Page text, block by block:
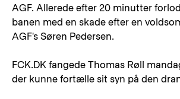
AGF. Allerede efter 20 minutter
banen med en skade efter en
AGF's Søren Pedersen.
FCK.DK fangede Thomas Røll
der kunne fortælle sit syn på den